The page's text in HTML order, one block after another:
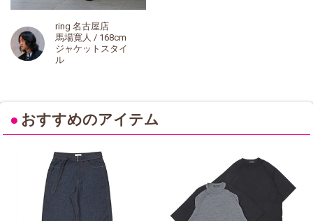
ring 名古屋店
馬場寛人 / 168cm
ジャケットスタイ
ル
● おすすめのアイテム